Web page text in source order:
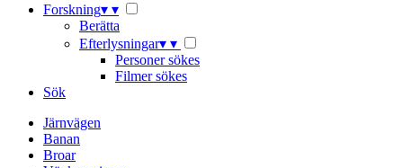
Forskning▾ ▾
Berätta
Efterlysningar▾ ▾
Personer sökes
Filmer sökes
Sök
Järnvägen
Banan
Broar